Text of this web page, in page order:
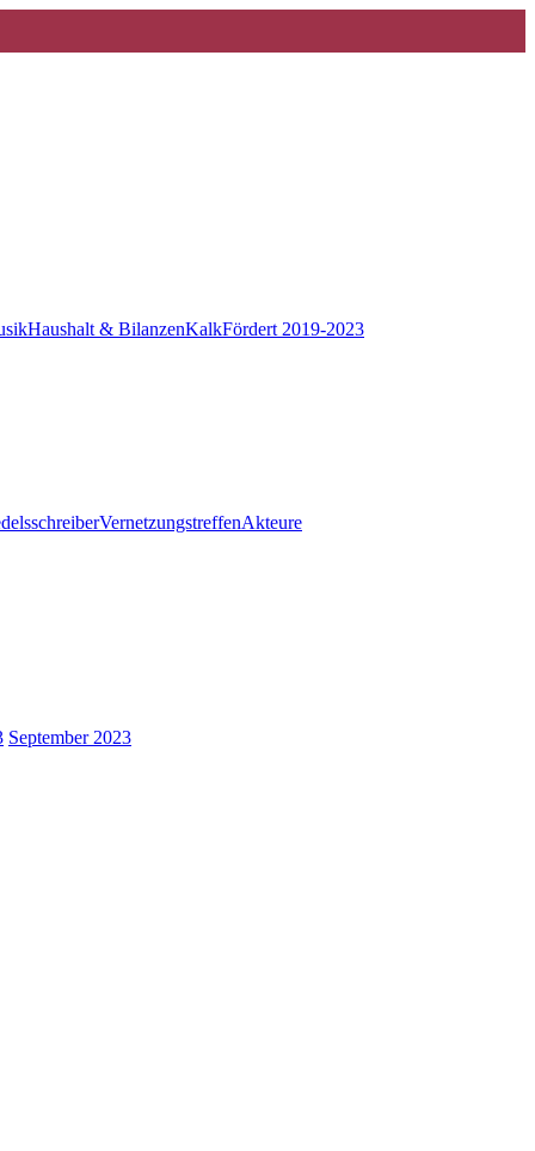
Haushalt & BilanzenKalkFördert 2019-2023
VernetzungstreffenAkteure
September 2023